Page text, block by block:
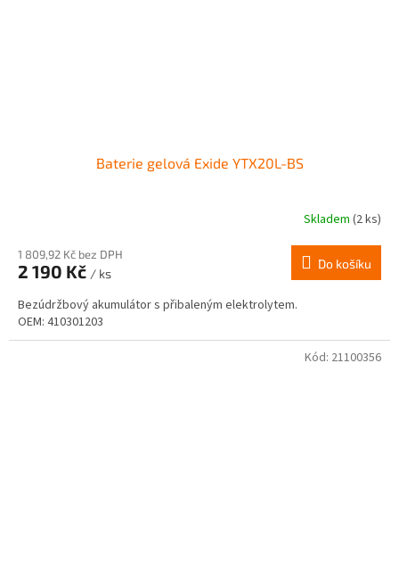
Baterie gelová Exide YTX20L-BS
Skladem (2 ks)
1 809,92 Kč bez DPH
2 190 Kč / ks
Do košíku
Bezúdržbový akumulátor s přibaleným elektrolytem.
OEM: 410301203
Kód: 21100356